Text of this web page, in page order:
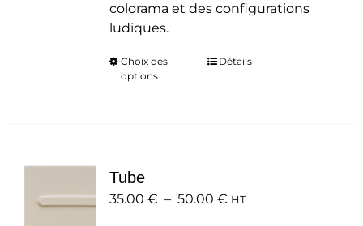
colorama et des configurations
ludiques.
Choix des
options
Ce
peuvent
Détails
Tube
35.00 € – 50.00 €Plage
HT